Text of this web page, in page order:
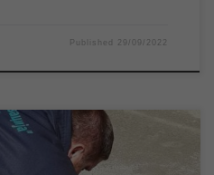
Published 29/09/2022